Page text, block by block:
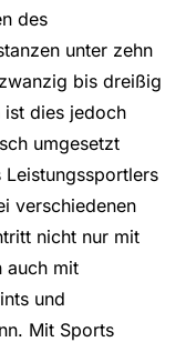
des
unter zehn
bis dreißig
ist dies jedoch
umgesetzt
verschiedenen
nicht nur mit
auch mit
und
Mit Sports